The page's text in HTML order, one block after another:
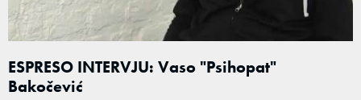
ESPRESO INTERVJU: Vaso "Psihopat"
Bakočević